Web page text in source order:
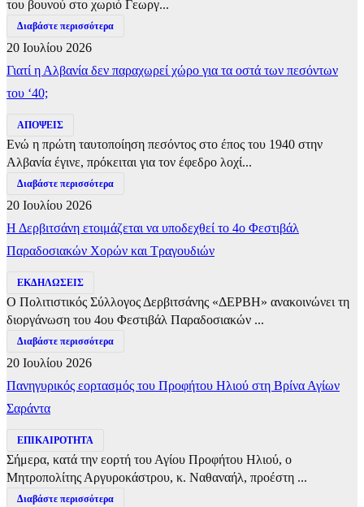
του βουνού στο χωριό Γεωργ...
Διαβάστε περισσότερα
20 Ιουλίου 2026
Γιατί η Αλβανία δεν παραχωρεί χώρο για τα οστά των πεσόντων
του ‘40;
ΑΠΟΨΕΙΣ
Ενώ η πρώτη ταυτοποίηση πεσόντος στο έπος του 1940 στην
Αλβανία έγινε, πρόκειται για τον έφεδρο λοχί...
Διαβάστε περισσότερα
20 Ιουλίου 2026
Η Δερβιτσάνη ετοιμάζεται να υποδεχθεί το 4ο Φεστιβάλ
Παραδοσιακών Χορών και Τραγουδιών
ΕΚΔΗΛΩΣΕΙΣ
Ο Πολιτιστικός Σύλλογος Δερβιτσάνης «ΔΕΡΒΗ» ανακοινώνει τη
διοργάνωση του 4ου Φεστιβάλ Παραδοσιακών ...
Διαβάστε περισσότερα
20 Ιουλίου 2026
Πανηγυρικός εορτασμός του Προφήτου Ηλιού στη Βρίνα Αγίων
Σαράντα
ΕΠΙΚΑΙΡΟΤΗΤΑ
Σήμερα, κατά την εορτή του Αγίου Προφήτου Ηλιού, ο
Μητροπολίτης Αργυροκάστρου, κ. Ναθαναήλ, προέστη ...
Διαβάστε περισσότερα